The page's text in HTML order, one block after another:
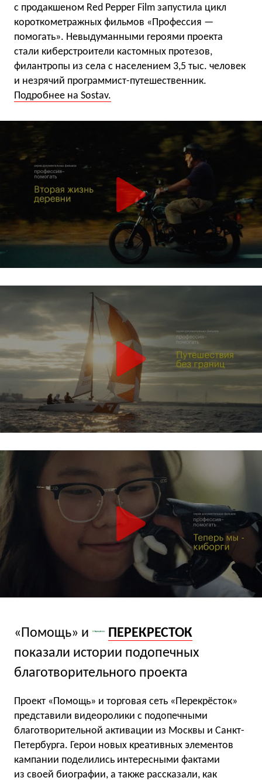
с продакшеном Red Pepper Film запустила цикл
короткометражных фильмов «Профессия —
помогать». Невыдуманными героями проекта
стали киберстроители кастомных протезов,
филантропы из села с населением 3,5 тыс. человек
и незрячий программист-путешественник.
Подробнее на Sostav.
«Помощь» и
ПЕРЕКРЕСТОК
показали истории подопечных
благотворительного проекта
Проект «Помощь» и торговая сеть «Перекрёсток»
представили видеоролики с подопечными
благотворительной активации из Москвы и Санкт-
Петербурга. Герои новых креативных элементов
кампании поделились интересными фактами
из своей биографии, а также рассказали, как